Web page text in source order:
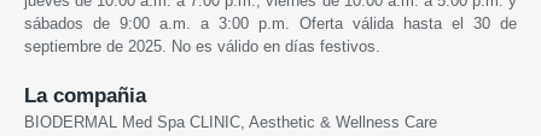
sábados de 9:00 a.m. a 3:00 p.m. Oferta válida hasta el 30 de
septiembre de 2025. No es válido en días festivos.
La compañia
BIODERMAL Med Spa CLINIC, Aesthetic & Wellness Care